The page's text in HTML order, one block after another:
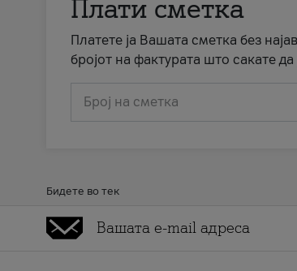
Плати сметка
Платете ја Вашата сметка без
бројот на фактурата што сакате да
Број на сметка
Бидете во тек